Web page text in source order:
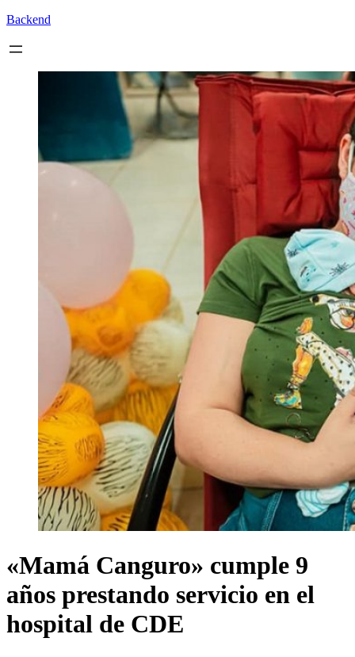
Backend
«Mamá Canguro» cumple 9
años prestando servicio en el
hospital de CDE